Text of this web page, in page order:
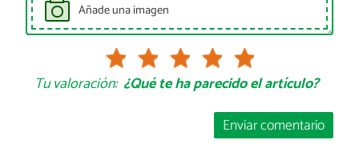
Añade una imagen
Tu valoración: ¿Qué te ha parecido el artículo?
Enviar comentario